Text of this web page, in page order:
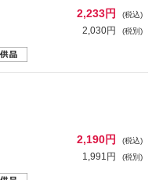
2,233円 (税込)
2,030円 (税別)
2,190円 (税込)
1,991円 (税別)